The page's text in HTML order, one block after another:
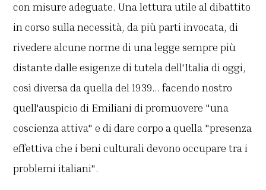
con misure adeguate. Una lettura utile al dibattito
in corso sulla necessità, da più parti invocata, di
rivedere alcune norme di una legge sempre più
distante dalle esigenze di tutela dell'1talia di oggi,
così diversa da quella del 1939… facendo nostro
quell'auspicio di Emiliani di promuovere "una
coscienza attiva" e di dare corpo a quella "presenza
effettiva che i beni culturali devono occupare tra i
problemi italiani".